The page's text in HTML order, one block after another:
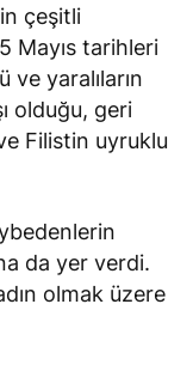
çeşitli
Mayıs tarihleri
ve yaralıların
olduğu, geri
Filistin uyruklu
da yer verdi.
olmak üzere